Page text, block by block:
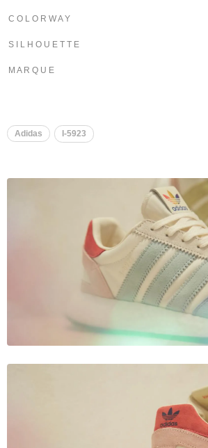
C O L O R W A Y
S I L H O U E T T E
M A R Q U E
Adidas I-5923